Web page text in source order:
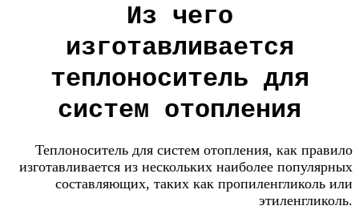
Из чего
изготавливается
теплоноситель для
систем отопления
Теплоноситель для систем отопления, как правило
изготавливается из нескольких наиболее популярных
составляющих, таких как пропиленгликоль или
этиленгликоль.